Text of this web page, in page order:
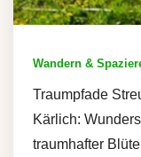
Wandern &
Traumpfade
Kärlich:
traumhafter